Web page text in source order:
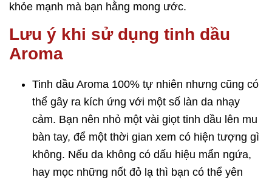
khỏe mạnh mà bạn hằng mong ước.
Lưu ý khi sử dụng tinh dầu
Aroma
Tinh dầu Aroma 100% tự nhiên nhưng cũng có
thể gây ra kích ứng với một số làn da nhạy
cảm. Bạn nên nhỏ một vài giọt tinh dầu lên mu
bàn tay, để một thời gian xem có hiện tượng gì
không. Nếu da không có dấu hiệu mẩn ngứa,
hay mọc những nốt đỏ lạ thì bạn có thể yên